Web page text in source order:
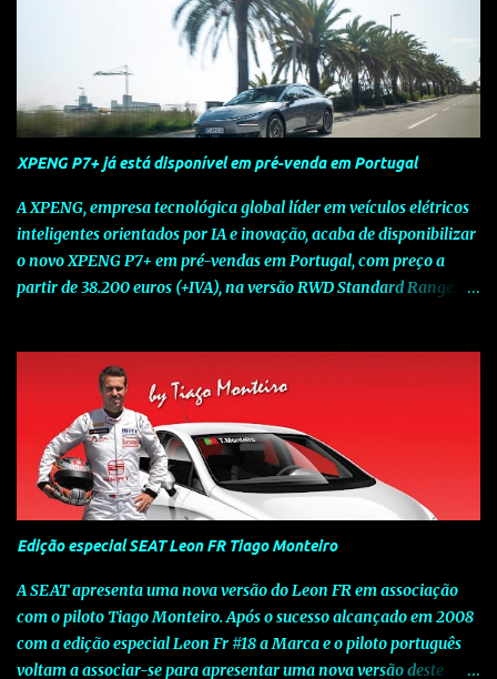
XPENG P7+ já está disponível em pré-venda em Portugal
A XPENG, empresa tecnológica global líder em veículos elétricos
inteligentes orientados por IA e inovação, acaba de disponibilizar
o novo XPENG P7+ em pré-vendas em Portugal, com preço a
partir de 38.200 euros (+IVA), na versão RWD Standard Range.
num momento decisivo, em que a indústria automóvel evolui da
mobilidade baseada na potência para a mobilidade baseada na
inteligência. Concebido como um fastback preparado para o
futuro e otimizado por Inteligência Artificial (IA), o novo XPENG
P7+ combina uma arquitetura inteligente avançada, um espaço
de referência no segmento e grande versatilidade para viagens,
respondendo às exigências do quotidiano europeu e refletindo o
compromisso de longo prazo da XPENG com a mobilidade
elétrica centrada no utilizador. O novo XPENG P7+ destaca-se
pela exclusividade do chip TURING AI, que oferece até 750 TOPS
de capacidade de computaç...
Edição especial SEAT Leon FR Tiago Monteiro
A SEAT apresenta uma nova versão do Leon FR em associação
com o piloto Tiago Monteiro. Após o sucesso alcançado em 2008
com a edição especial Leon Fr #18 a Marca e o piloto português
voltam a associar-se para apresentar uma nova versão deste